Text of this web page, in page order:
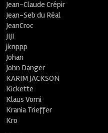
Jean-Claude Crépir
Jean-Seb du Réal
JeanCroc
JIJI
jknppp
Johan
John Danger
KARIM JACKSON
Kickette
Klaus Vomi
Krania Trieffer
Kro